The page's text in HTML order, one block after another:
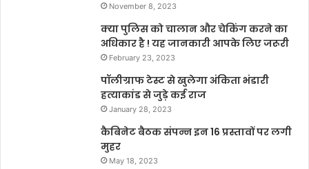
November 8, 2023
क्या पुलिस को चालान और चेकिंग करने का
अधिकार है ! यह जानकारी आपके लिए जरूरी
February 23, 2023
पॉलीग्राफ टेस्ट से खुलेगा अंकिता भंडारी
हत्याकांड से जुड़े कई राज
January 28, 2023
कैबिनेट बैठक संपन्न इन 16 प्रस्तावों पर लगी
मुहर
May 18, 2023